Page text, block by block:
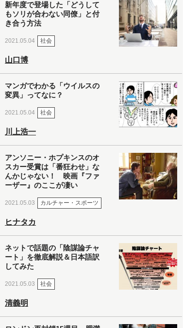
新年度で登場した「どうして
もソリが合わない同僚」と付
き合う方法
2021.05.04 社会
山口博
マンガでわかる「ウイルスの
変異」ってなに？
2021.05.04 社会
川上浩一
アンソニー・ホプキンスのオ
スカー受賞は「番狂わせ」な
んかじゃない！ 映画『ファ
ーザー』のここが凄い
2021.05.03 カルチャー・スポーツ
ヒナタカ
ネットで話題の「陰謀論チャ
ート」を徹底解説＆日本語訳
してみた
2021.05.03 社会
清義明